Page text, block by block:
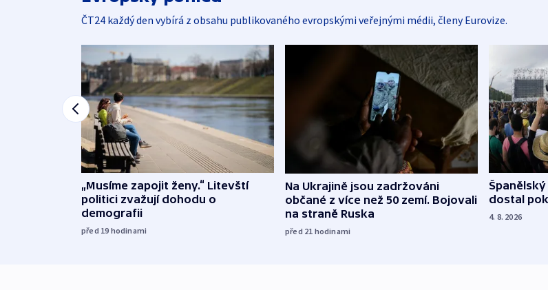
ČT24 každý den vybírá z obsahu publikovaného evropskými veřejnými médii, členy Eurovize.
„Musíme zapojit ženy.“ Litevští
politici zvažují dohodu o
demografii
před 19 hodinami
Na Ukrajině jsou zadržováni
občané z více než 50 zemí. Bojovali
na straně Ruska
před 21 hodinami
dostal
4. 8. 2026